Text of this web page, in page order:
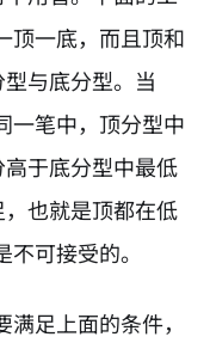
顶一底，而且顶和
与底分型。当
一笔中，顶分型中
于底分型中最低
也就是顶都在低
可接受的。
足上面的条件，